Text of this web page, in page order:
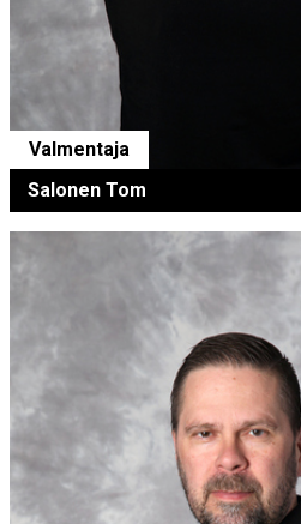
Valmentaja
Salonen Tom